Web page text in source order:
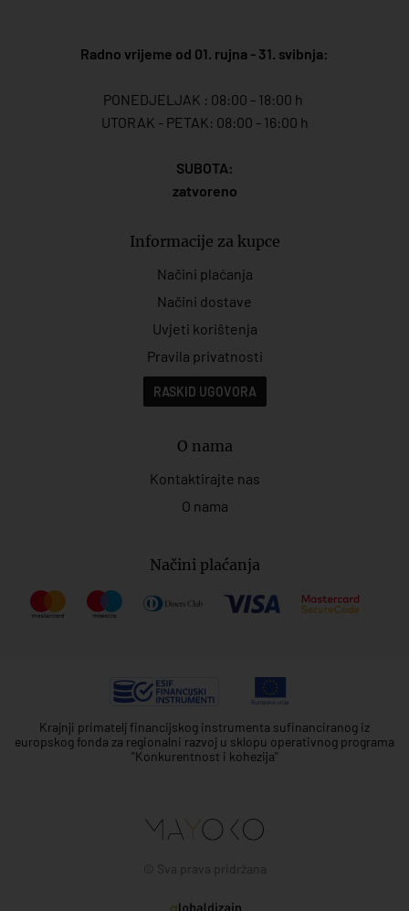
Radno vrijeme od 01. rujna - 31. svibnja:
PONEDJELJAK : 08:00 - 18:00 h
UTORAK - PETAK: 08:00 - 16:00 h
SUBOTA:
zatvoreno
Informacije za kupce
Načini plaćanja
Načini dostave
Uvjeti korištenja
Pravila privatnosti
RASKID UGOVORA
O nama
Kontaktirajte nas
O nama
Načini plaćanja
Krajnji primatelj financijskog instrumenta sufinanciranog iz
europskog fonda za regionalni razvoj u sklopu operativnog programa
"Konkurentnost i kohezija"
© Sva prava pridržana